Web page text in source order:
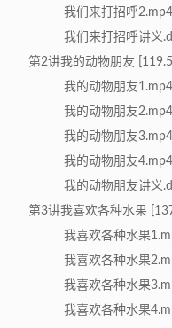
我们来打招呼
我们来打招呼讲义
第2讲我的动物朋友
我的动物朋友
我的动物朋友
我的动物朋友
我的动物朋友
我的动物朋友讲义
第3讲我喜欢各种水果
我喜欢各种水果
我喜欢各种水果
我喜欢各种水果
我喜欢各种水果